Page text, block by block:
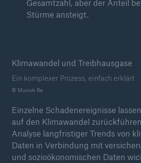
Gesamtzahl, aber der Anteil
Stürme ansteigt.
Klimawandel und Treibhausgase
Ein komplexer Prozess, einfach erklärt
© Munich Re
Einzelne Schadenereignisse
auf den Klimawandel
Analyse langfristiger Trends von
Daten in Verbindung mit
und sozioökonomischen Daten
Cyber-Lösungen von Munich Re